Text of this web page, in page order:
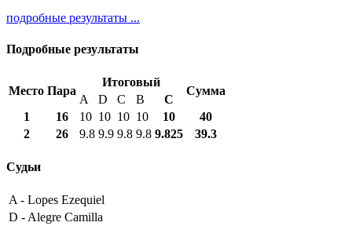
подробные результаты ...
Подробные результаты
Место Пара
Итоговый
Сумма
A D C B
С
1
16 10 10 10 10 10
40
2
26 9.8 9.9 9.8 9.8 9.825 39.3
Судьи
A - Lopes Ezequiel
D - Alegre Camilla